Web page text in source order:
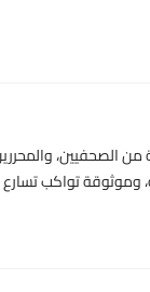
الصحفيين،
تواكب تسارع